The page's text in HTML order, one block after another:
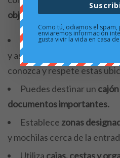
objeto
“. Por ejemplo:
Asignaespacios
y asegúrate de que cada
conozca y respete estas
Puedes destinar un
documentos importantes.
Establece zonas
y mochilas cerca de la
Utiliza cajas, cestas y
Como tú, odiamos el
enviaremos información
gusta vivir la vida en casa